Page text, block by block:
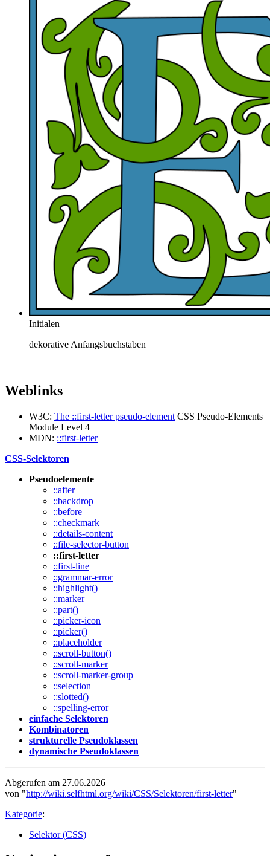
Initialen
dekorative Anfangsbuchstaben
Weblinks
W3C: The ::first-letter pseudo-element CSS Pseudo-Elements
Module Level 4
MDN: ::first-letter
CSS-Selektoren
Pseudoelemente
::after
::backdrop
::before
::checkmark
::details-content
::file-selector-button
::first-letter
::first-line
::grammar-error
::highlight()
::marker
::part()
::picker-icon
::picker()
::placeholder
::scroll-button()
::scroll-marker
::scroll-marker-group
::selection
::slotted()
::spelling-error
einfache Selektoren
Kombinatoren
strukturelle Pseudoklassen
dynamische Pseudoklassen
Abgerufen am 27.06.2026
von "http://wiki.selfhtml.org/wiki/CSS/Selektoren/first-letter"
Kategorie:
Selektor (CSS)